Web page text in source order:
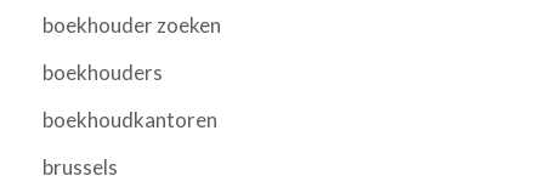
boekhouder zoeken
boekhouders
boekhoudkantoren
brussels